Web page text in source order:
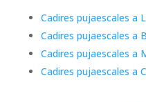
Cadires pujaescales a
Cadires pujaescales a
Cadires pujaescales a
Cadires pujaescales a